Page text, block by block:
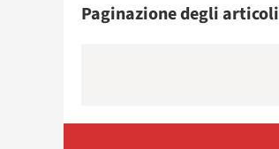
Paginazione degli articoli